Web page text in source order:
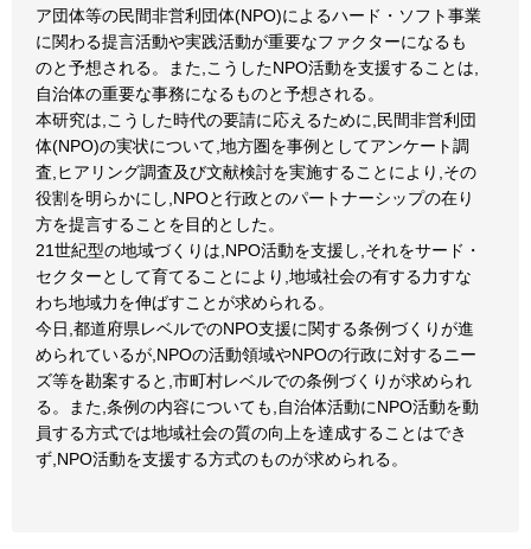
ア団体等の民間非営利団体(NPO)によるハード・ソフト事業
に関わる提言活動や実践活動が重要なファクターになるも
のと予想される。また,こうしたNPO活動を支援することは,
自治体の重要な事務になるものと予想される。
本研究は,こうした時代の要請に応えるために,民間非営利団
体(NPO)の実状について,地方圏を事例としてアンケート調
査,ヒアリング調査及び文献検討を実施することにより,その
役割を明らかにし,NPOと行政とのパートナーシップの在り
方を提言することを目的とした。
21世紀型の地域づくりは,NPO活動を支援し,それをサード・
セクターとして育てることにより,地域社会の有する力すな
わち地域力を伸ばすことが求められる。
今日,都道府県レベルでのNPO支援に関する条例づくりが進
められているが,NPOの活動領域やNPOの行政に対するニー
ズ等を勘案すると,市町村レベルでの条例づくりが求められ
る。また,条例の内容についても,自治体活動にNPO活動を動
員する方式では地域社会の質の向上を達成することはでき
ず,NPO活動を支援する方式のものが求められる。